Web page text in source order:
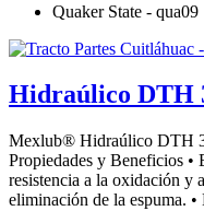
Quaker State - qua09
Hidraúlico DTH
Mexlub® Hidraúlico DTH
Propiedades y Beneficios •
resistencia a la oxidación y
eliminación de la espuma.